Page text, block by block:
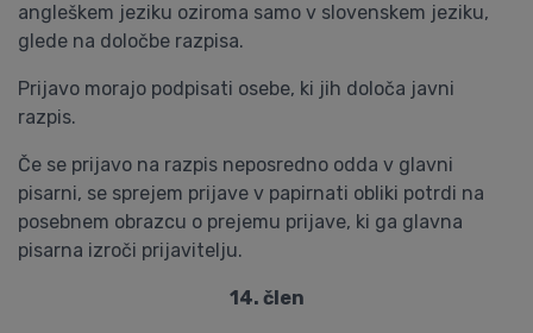
angleškem jeziku oziroma samo v slovenskem jeziku,
glede na določbe razpisa.
Prijavo morajo podpisati osebe, ki jih določa javni
razpis.
Če se prijavo na razpis neposredno odda v glavni
pisarni, se sprejem prijave v papirnati obliki potrdi na
posebnem obrazcu o prejemu prijave, ki ga glavna
pisarna izroči prijavitelju.
14. člen